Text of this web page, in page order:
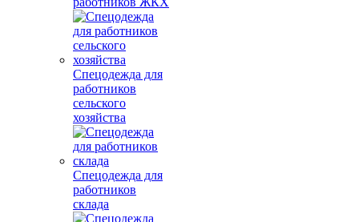
Спецодежда для
работников
сельского
хозяйства
Спецодежда для
работников
склада